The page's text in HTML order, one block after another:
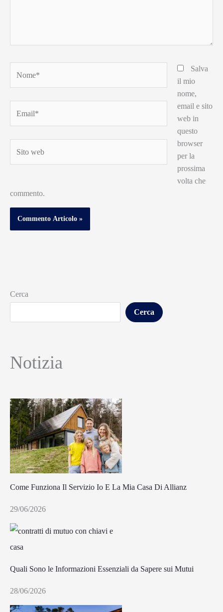
web
Salva
il mio
nome,
email e sito
web in
questo
browser
per la
prossima
volta che
commento.
Cerca
Cerca
Notizia
Come Funziona Il Servizio Io E La Mia Casa Di Allianz
29/06/2026
Quali Sono le Informazioni Essenziali da Sapere sui Mutui
28/06/2026